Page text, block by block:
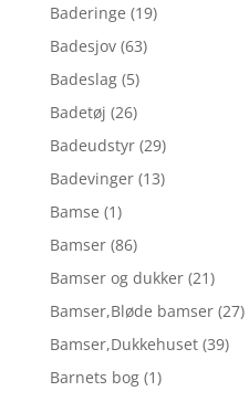
Baderinge (19)
Badesjov (63)
Badeslag (5)
Badetøj (26)
Badeudstyr (29)
Badevinger (13)
Bamse (1)
Bamser (86)
Bamser og dukker (21)
Bamser,Bløde bamser (27)
Bamser,Dukkehuset (39)
Barnets bog (1)